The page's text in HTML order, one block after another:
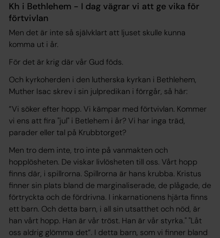
Kh i Bethlehem - I dag vägrar vi att ge vika för
förtvivlan
Men det är inte så självklart att ljuset skulle kunna
komma ut i år.
För det är krig där vår Gud föds.
Och kyrkoherden i den lutherska kyrkan i Bethlehem,
Muther Isac skrev i sin julpredikan i förrgår, så här:
”Vi söker efter hopp. Vi kämpar med förtvivlan. Kommer
vi ens att fira "jul" i Betlehem i år? Vi har inga träd,
parader eller tal på Krubbtorget?
Men tro dem inte, tro inte på vanmakten och
hopplösheten. De viskar livlösheten till oss. Vårt hopp
finns där, i spillrorna. Spillrorna är hans krubba. Kristus
finner sin plats bland de marginaliserade, de plågade, de
förtryckta och de fördrivna. I inkarnationens hjärta finns
ett barn. Och detta barn, i all sin utsatthet och nöd, är
han vårt hopp. Han är vår tröst. Han är vår styrka." "Låt
oss aldrig glömma det”. I detta barn, som vi finner bland